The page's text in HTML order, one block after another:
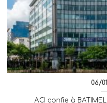
06/
ACI confie à